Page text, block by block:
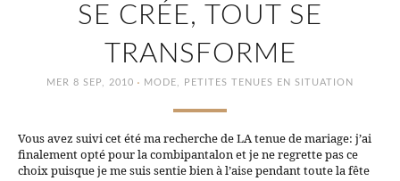
SE CRÉE, TOUT SE
TRANSFORME
MER 8 SEP, 2010 · MODE PETITES TENUES EN SITUATION
Vous avez suivi cet été ma recherche de LA tenue de mariage: j’ai
finalement opté pour la combipantalon et je ne regrette pas ce
choix puisque je me suis sentie bien à l’aise pendant toute la fête